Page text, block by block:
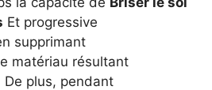
Et progressive
supprimant
matériau résultant
plus, pendant